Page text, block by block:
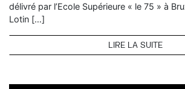
délivré par l’Ecole Supérieure « le 75 » à
Lotin […]
LIRE LA SUITE